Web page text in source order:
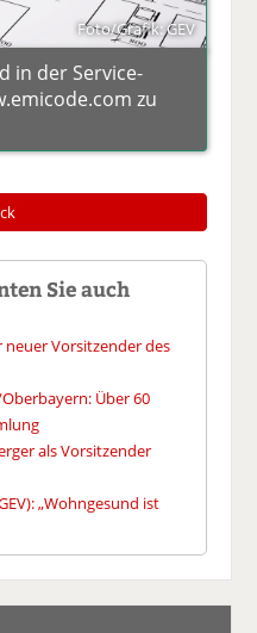
Foto/Grafik: GEV
in der Service-
zu
Sie auch
neuer Vorsitzender des
Über 60
als Vorsitzender
„Wohngesund ist